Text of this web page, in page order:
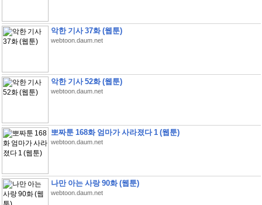
악한 기사 37화 (웹툰)
webtoon.daum.net
악한 기사 52화 (웹툰)
webtoon.daum.net
뽀짜툰 168화 엄마가 사라졌다 1 (웹툰)
webtoon.daum.net
나만 아는 사랑 90화 (웹툰)
webtoon.daum.net